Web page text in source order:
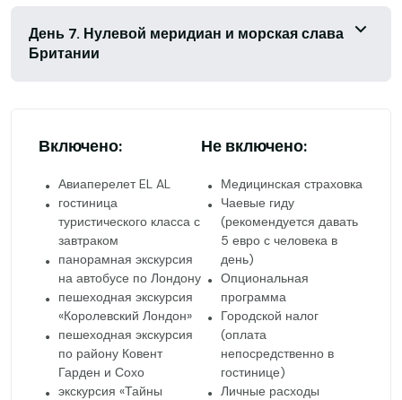
День 7. Нулевой меридиан и морская слава
Британии
Включено:
Авиаперелет EL AL
гостиница
туристического класса с
завтраком
панорамная экскурсия
на автобусе по Лондону
пешеходная экскурсия
«Королевский Лондон»
пешеходная экскурсия
по району Ковент
Гарден и Сохо
экскурсия «Тайны
Не включено:
Медицинская страховка
Чаевые гиду
(рекомендуется давать
5 евро с человека в
день)
Опциональная
программа
Городской налог
(оплата
непосредственно в
гостинице)
Личные расходы